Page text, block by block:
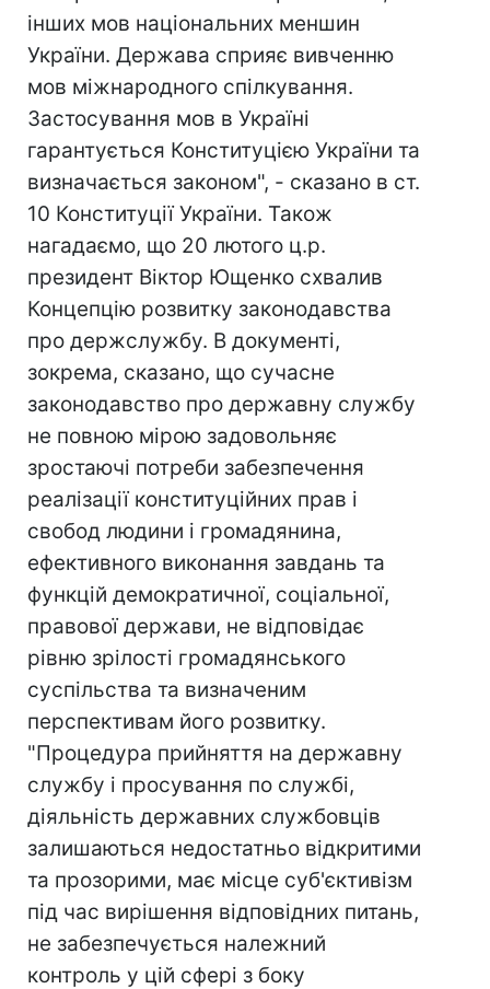
інших мов національних меншин
України. Держава сприяє вивченню
мов міжнародного спілкування.
Застосування мов в Україні
гарантується Конституцією України та
визначається законом", - сказано в ст.
10 Конституції України. Також
нагадаємо, що 20 лютого ц.р.
президент Віктор Ющенко схвалив
Концепцію розвитку законодавства
про держслужбу. В документі,
зокрема, сказано, що сучасне
законодавство про державну службу
не повною мірою задовольняє
зростаючі потреби забезпечення
реалізації конституційних прав і
свобод людини і громадянина,
ефективного виконання завдань та
функцій демократичної, соціальної,
правової держави, не відповідає
рівню зрілості громадянського
суспільства та визначеним
перспективам його розвитку.
"Процедура прийняття на державну
службу і просування по службі,
діяльність державних службовців
залишаються недостатньо відкритими
та прозорими, має місце суб'єктивізм
під час вирішення відповідних питань,
не забезпечується належний
контроль у цій сфері з боку